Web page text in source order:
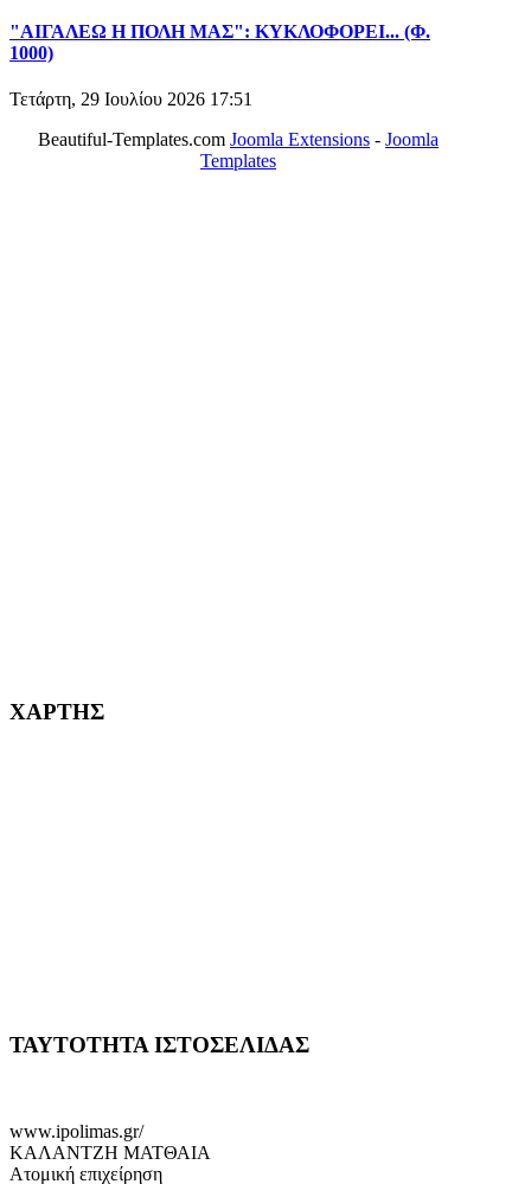
"ΑΙΓΑΛΕΩ Η ΠΟΛΗ ΜΑΣ": ΚΥΚΛΟΦΟΡΕΙ... (Φ.
1000)
Τετάρτη, 29 Ιουλίου 2026 17:51
Beautiful-Templates.comJoomla Extensions -Joomla
Templates
ΧΑΡΤΗΣ
ΤΑΥΤΟΤΗΤΑ ΙΣΤΟΣΕΛΙΔΑΣ
www.ipolimas.gr/
ΚΑΛΑΝΤΖΗ ΜΑΤΘΑΙΑ
Ατομική επιχείρηση